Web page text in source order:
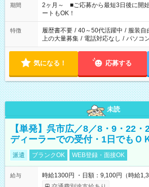
たい」 「できれば残業はしたくない」
えてくださいね。 ※Wワーク希望の方へ 今ご覧のお仕事で希望
する勤務時間と、もう1つのお仕事の
間を超える場合は応募できません
期間
2ヶ月～ ■ご応募から最短3日後に開
ートもOK！
特徴 履歴書不要 / 40～50代活躍中 / 服装自
上の大量募集 / 電話対応なし / パソコ
気になる！ 応募する
未読
【単発】呉市広／8／8・9・22
ディーラーでの受付・1日でもＯ
派遣 ブランクOK WEB登録・面接OK
給与
時給1300円 ・日額：9,100円（時給